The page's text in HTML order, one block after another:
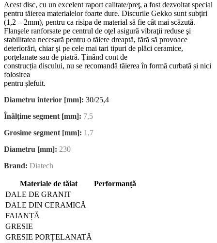
Acest disc, cu un excelent raport calitate/preţ, a fost dezvoltat special
pentru tăierea materialelor foarte dure. Discurile Gekko sunt subţiri
(1,2 – 2mm), pentru ca risipa de material să fie cât mai scăzută.
Flanşele ranforsate pe centrul de oţel asigură vibraţii reduse şi
stabilitatea necesară pentru o tăiere dreaptă, fără să provoace
deteriorări, chiar şi pe cele mai tari tipuri de plăci ceramice,
porţelanate sau de piatră. Ţinând cont de
construcția discului, nu se recomandă tăierea în formă curbată și nici
folosirea
pentru șlefuit.
Diametru interior [mm]: 30/25,4
Înălțime segment [mm]: 7,5
Grosime segment [mm]: 1,7
Diametru [mm]: 230
Brand: Diatech
Materiale de tăiat
Performanță
DALE DE GRANIT
DALE DIN CERAMICĂ
FAIANȚĂ
GRESIE
GRESIE PORȚELANATĂ